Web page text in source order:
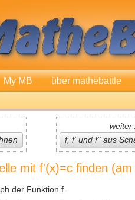
My MB über mathebattle
weiter
f, f' und f'' aus
mit f'(x)=c finden
der Funktion f.